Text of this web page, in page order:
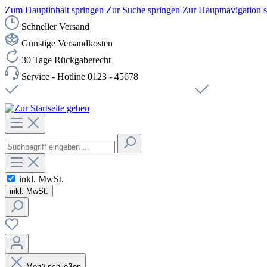
Zum Hauptinhalt springen Zur Suche springen Zur Hauptnavigation
Schneller Versand
Günstige Versandkosten
30 Tage Rückgaberecht
Service - Hotline 0123 - 45678
inkl. MwSt.
inkl. MwSt.